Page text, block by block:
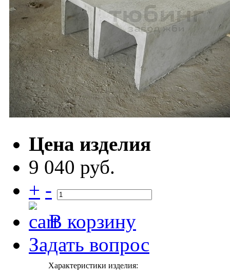
Цена изделия
9 040 руб.
+ -
В корзину
Задать вопрос
Характеристики изделия: